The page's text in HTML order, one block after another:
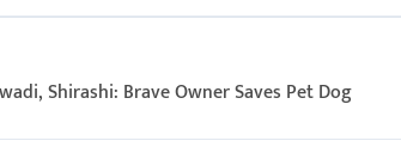
Shirashi: Brave Owner Saves Pet Dog